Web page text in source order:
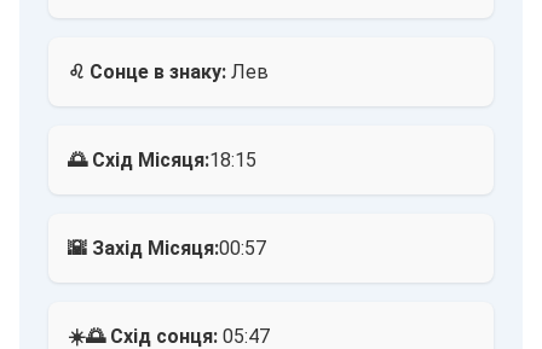
♌ Сонце в знаку: Лев
🌅 Схід Місяця:18:15
🌇 Захід Місяця:00:57
☀️🌅 Схід сонця: 05:47